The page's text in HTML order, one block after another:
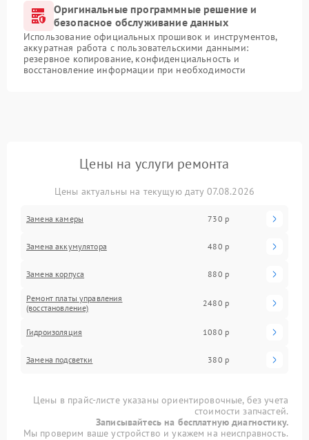
Оригинальные программные решение и
безопасное обслуживание данных
Использование официальных прошивок и инструментов,
аккуратная работа с пользовательскими данными:
резервное копирование, конфиденциальность и
восстановление информации при необходимости
Цены на услуги ремонта
Цены актуальны на текущую дату 07.08.2026
Замена камеры 730 р
Замена аккумулятора 480 р
Замена корпуса 880 р
Ремонт платы управления
(восстановление)
2480 р
Гидроизоляция 1080 р
Замена подсветки 380 р
Цены в прайс-листе указаны ориентировочные, без учета
стоимости запчастей.
Записывайтесь на бесплатную диагностику.
Мы проверим ваше устройство и укажем на неисправность.